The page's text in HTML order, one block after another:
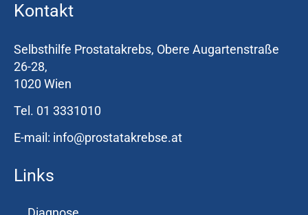
e
n
a
c
h
Kontakt
Selbsthilfe Prostatakrebs, Obere Augartenstraße
26-28,
1020 Wien
Tel. 01 3331010
E-mail: info@prostatakrebse.at
Links